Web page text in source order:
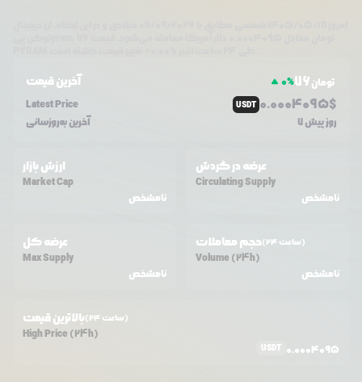
آخرین قیمت 0%76تومان
Latest Price
USDT 0.0004095$
آخرین به‌روزسانی 7 روز پیش
ارزش بازار
Market Cap
نامشخص
عرضه در گردش
Circulating Supply
نامشخص
عرضه کل
Max Supply
نامشخص
حجم معاملات (24 ساعت)
Volume (24h)
نامشخص
بالاترین قیمت (24 ساعت)
High Price (24h)
USDT 0.0004095